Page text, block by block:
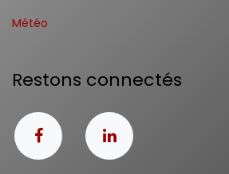
Météo
Restons connectés